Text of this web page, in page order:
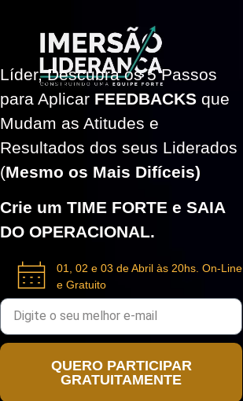
Líder, Descubra os 5 Passos
para Aplicar FEEDBACKS que
Mudam as Atitudes e
Resultados dos seus Liderados
(Mesmo os Mais Difíceis)
Crie um TIME FORTE e SAIA
DO OPERACIONAL.
01, 02 e 03 de Abril às 20hs. On-Line
e Gratuito
QUERO PARTICIPAR
GRATUITAMENTE